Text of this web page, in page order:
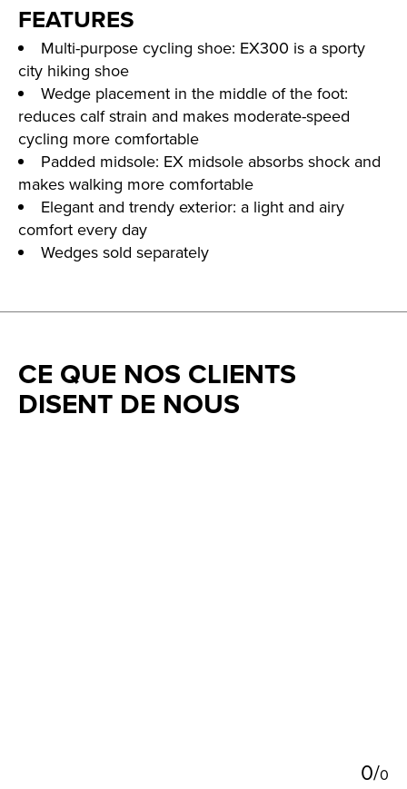
FEATURES
Multi-purpose cycling shoe: EX300 is a sporty
city hiking shoe
Wedge placement in the middle of the foot:
reduces calf strain and makes moderate-speed
cycling more comfortable
Padded midsole: EX midsole absorbs shock and
makes walking more comfortable
Elegant and trendy exterior: a light and airy
comfort every day
Wedges sold separately
CE QUE NOS CLIENTS
DISENT DE NOUS
0/0